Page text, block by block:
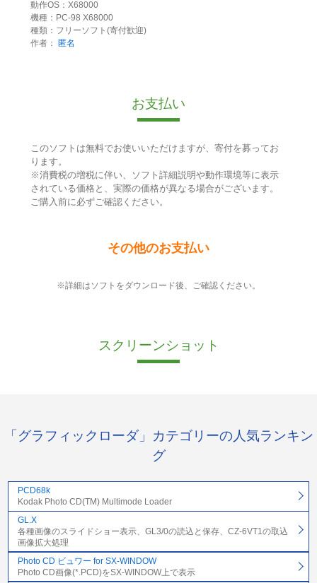
動作OS：X68000
機種：PC-98 X68000
種類：フリーソフト(寄付歓迎)
作者：
匿名
お支払い
このソフトは無料でお使いいただけますが、寄付を募ってお
ります。
※消費税の増税に伴い、ソフト詳細説明や動作環境等に表示
されている価格と、実際の価格が異なる場合がございます。
ご購入前に必ずご確認ください。
その他のお支払い
※詳細はソフトをダウンロード後、ご確認ください。
スクリーンショット
「グラフィックローダ」カテゴリーの人気ランキン
グ
PCD68k
Kodak Photo CD(TM) Multimode Loader
GL.X
各種画像のスライドショー表示、GL3/0の読込と保存、CZ-6VT1の取込
画像拡大処理
Photo CD ビュワー for SX-WINDOW
Photo CD画像(*.PCD)をSX-WINDOW上で表示